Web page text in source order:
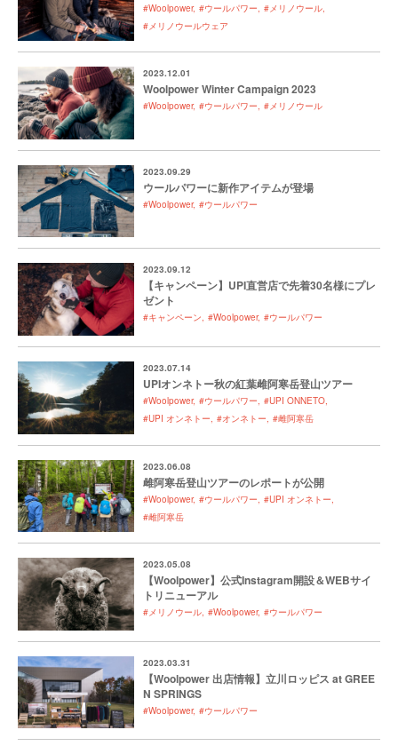
#Woolpower #ウールパワー #メリノウール
#メリノウールウェア
2023.12.01
Woolpower Winter Campaign 2023
#Woolpower #ウールパワー #メリノウール
2023.09.29
ウールパワーに新作アイテムが登場
#Woolpower #ウールパワー
2023.09.12
【キャンペーン】UPI直営店で先着30名様にプレ
ゼント
#キャンペーン #Woolpower #ウールパワー
2023.07.14
UPIオンネトー秋の紅葉雌阿寒岳登山ツアー
#Woolpower #ウールパワー #UPI ONNETO
#UPI オンネトー #オンネトー #雌阿寒岳
2023.06.08
雌阿寒岳登山ツアーのレポートが公開
#Woolpower #ウールパワー #UPI オンネトー
#雌阿寒岳
2023.05.08
【Woolpower】公式Instagram開設＆WEBサイ
トリニューアル
#メリノウール #Woolpower #ウールパワー
2023.03.31
【Woolpower 出店情報】立川ロッピス at GREE
N SPRINGS
#Woolpower #ウールパワー